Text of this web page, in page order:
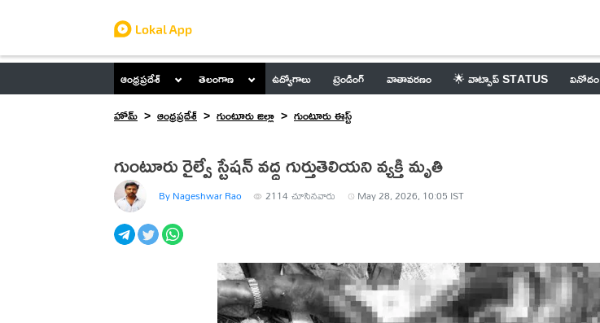
ఆంధ్రప్రదేశ్ తెలంగాణ ఉద్యోగాలు ట్రెండింగ్ వాతావరణం 🌟 వాట్సాప్ STATUS వినోదం
హోమ్
ఆంధ్రప్రదేశ్ గుంటూరు జిల్లా గుంటూరు ఈస్ట్
గుంటూరు రైల్వే స్టేషన్ వద్ద గుర్తుతెలియని వ్యక్తి మృతి
By Nageshwar Rao 2114చూసినవారు May 28, 2026, 10:05 IST